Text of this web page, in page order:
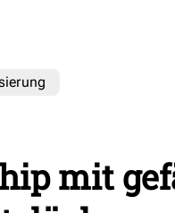
mit